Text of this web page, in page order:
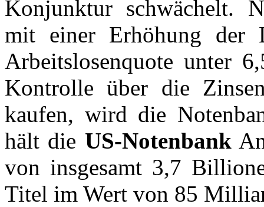
Konjunktur schwächelt.
mit einer Erhöhung der
Arbeitslosenquote unter
Kontrolle über die
kaufen, wird die
hält die US-Notenbank
von insgesamt 3,7
Titel im Wert von 85